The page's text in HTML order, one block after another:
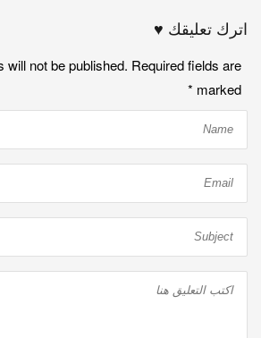
اترك تعليقك ♥
will not be published. Required fields are
marked
*